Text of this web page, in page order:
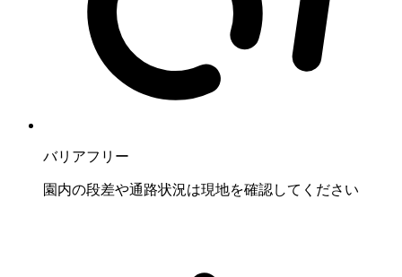
バリアフリー
園内の段差や通路状況は現地を確認してください